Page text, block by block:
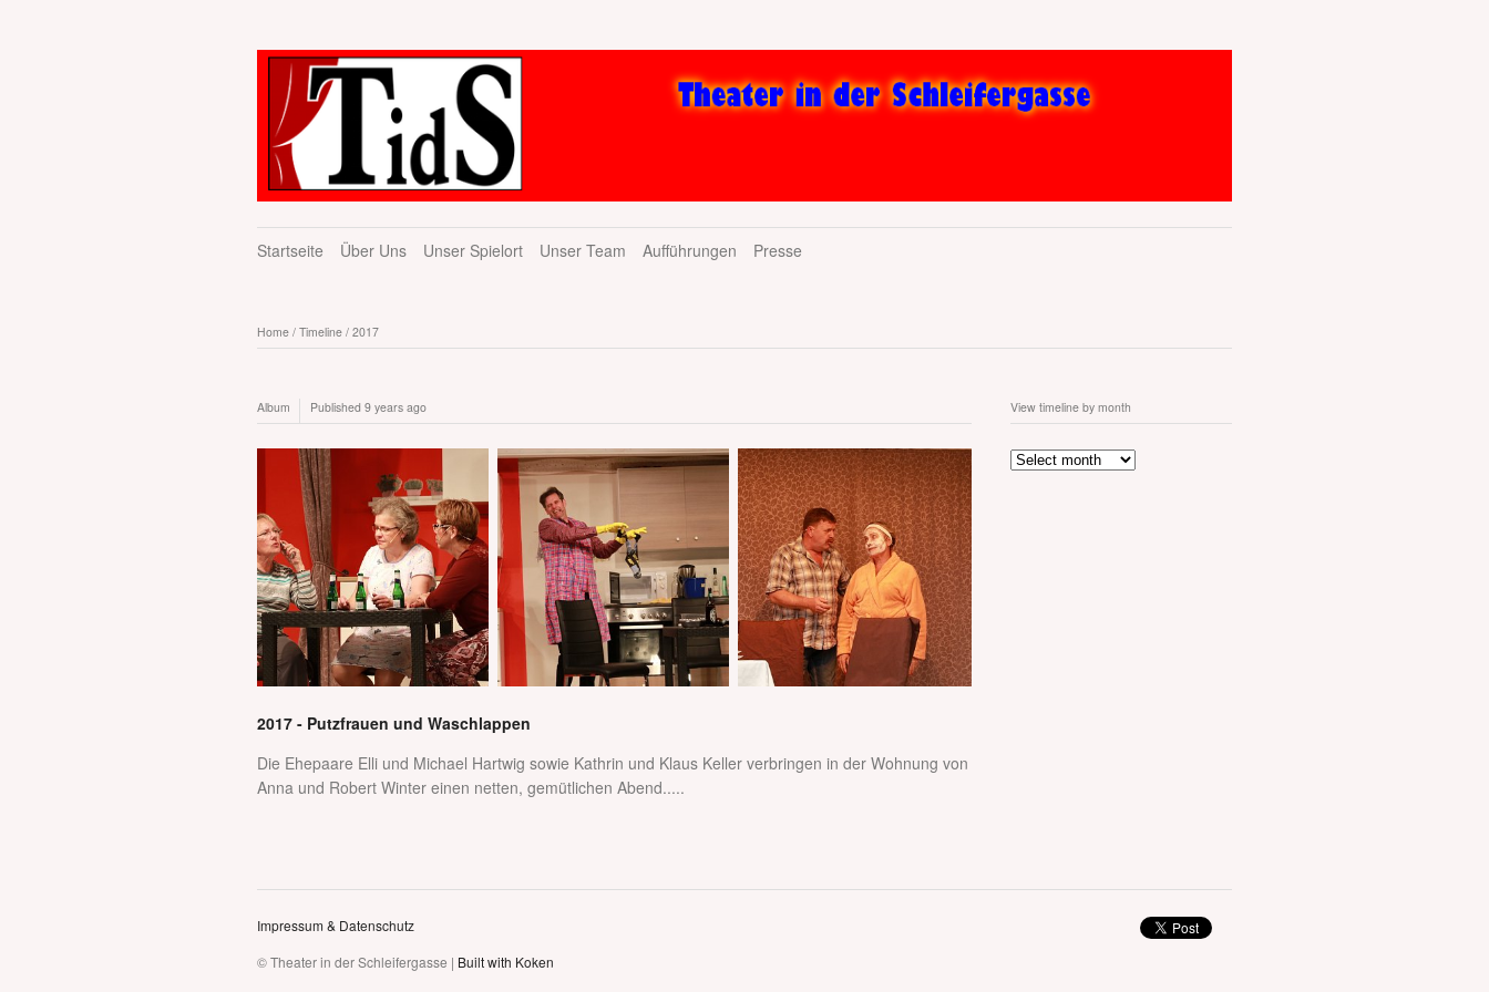
Startseite Über Uns Unser Spielort Unser Team Aufführungen Presse
Home / Timeline / 2017
Album Published 9 years ago
2017 - Putzfrauen und Waschlappen
Die Ehepaare Elli und Michael Hartwig sowie Kathrin und Klaus Keller verbringen in der Wohnung von
Anna und Robert Winter einen netten, gemütlichen Abend.....
View timeline by month
Impressum & Datenschutz
© Theater in der Schleifergasse | Built with Koken